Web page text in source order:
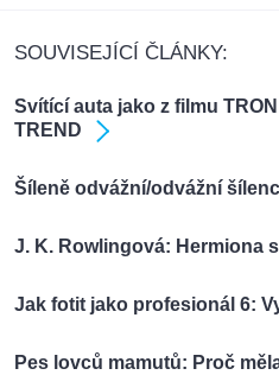
SOUVISEJÍCÍ ČLÁNKY:
Svítící auta jako z filmu
TREND
Šíleně odvážní/odvážní
J. K. Rowlingová: Hermiona
Jak fotit jako profesionál 6:
Pes lovců mamutů: Proč